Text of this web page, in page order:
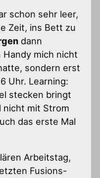
schon sehr leer,
Zeit, ins Bett zu
dann
mich nicht
sondern erst
Uhr. Learning:
stecken bringt
nicht mit Strom
das erste Mal
Arbeitstag,
Fusions-